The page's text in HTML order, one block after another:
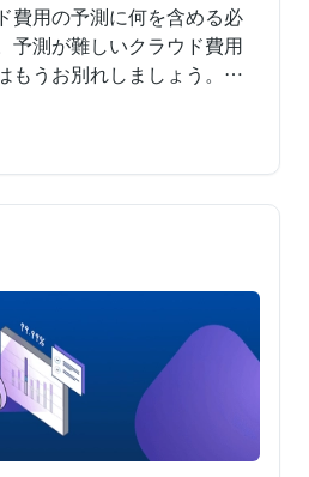
費用の予測に何を含める必
予測が難しいクラウド費用
うお別れしましょう。 こ